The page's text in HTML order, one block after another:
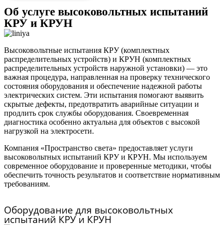
Об услуге высоковольтных испытаний
КРУ и КРУН
Высоковольтные испытания КРУ (комплектных
распределительных устройств) и КРУН (комплектных
распределительных устройств наружной установки) — это
важная процедура, направленная на проверку технического
состояния оборудования и обеспечение надежной работы
электрических систем. Эти испытания помогают выявить
скрытые дефекты, предотвратить аварийные ситуации и
продлить срок службы оборудования. Своевременная
диагностика особенно актуальна для объектов с высокой
нагрузкой на электросети.
Компания «Пространство света» предоставляет услуги
высоковольтных испытаний КРУ и КРУН. Мы используем
современное оборудование и проверенные методики, чтобы
обеспечить точность результатов и соответствие нормативным
требованиям.
Оборудование для высоковольтных
испытаний КРУ и КРУН